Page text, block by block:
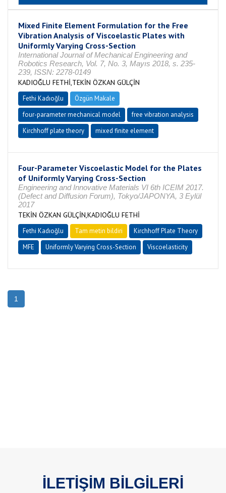
Mixed Finite Element Formulation for the Free
Vibration Analysis of Viscoelastic Plates with
Uniformly Varying Cross-Section
International Journal of Mechanical Engineering and
Robotics Research, Vol. 7, No. 3, Mayıs 2018, s. 235-
239, ISSN: 2278-0149
KADIOĞLU FETHİ,TEKİN ÖZKAN GÜLÇİN
Fethi Kadıoğlu
Özgün Makale
four-parameter mechanical model
free vibration analysis
Kirchhoff plate theory
mixed finite element
Four-Parameter Viscoelastic Model for the Plates
of Uniformly Varying Cross-Section
Engineering and Innovative Materials VI 6th ICEIM 2017.
(Defect and Diffusion Forum), Tokyo/JAPONYA, 3 Eylül
2017
TEKİN ÖZKAN GÜLÇİN,KADIOĞLU FETHİ
Fethi Kadıoğlu Tam metin bildiri
Kirchhoff Plate Theory
MFE
Uniformly Varying Cross-Section Viscoelasticity
1
İLETİŞİM BİLGİLERİ